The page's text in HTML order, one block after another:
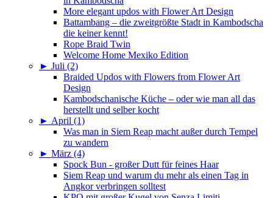
More elegant updos with Flower Art Design
Battambang – die zweitgrößte Stadt in Kambodscha
die keiner kennt!
Rope Braid Twin
Welcome Home Mexiko Edition
► Juli (2)
Braided Updos with Flowers from Flower Art
Design
Kambodschanische Küche – oder wie man all das
herstellt und selber kocht
► April (1)
Was man in Siem Reap macht außer durch Tempel
zu wandern
► März (4)
Spock Bun - großer Dutt für feines Haar
Siem Reap und warum du mehr als einen Tag in
Angkor verbringen solltest